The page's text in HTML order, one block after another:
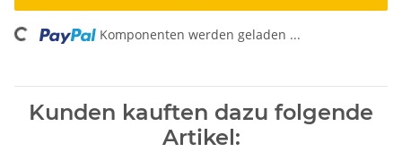
Loading... Komponenten werden geladen ...
Kunden kauften dazu folgende
Artikel: